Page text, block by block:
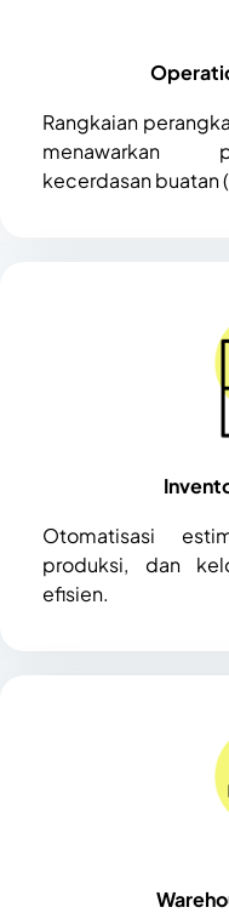
Rangkaian
menawarkan
kecerdasan buatan
Otomatisasi
produksi, dan
efisien.